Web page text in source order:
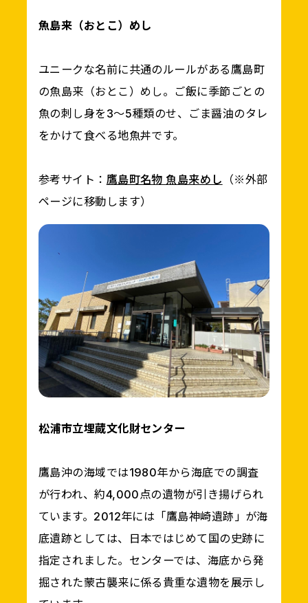
魚島来（おとこ）めし
ユニークな名前に共通のルールがある鷹島町
の魚島来（おとこ）めし。ご飯に季節ごとの
魚の刺し身を3～5種類のせ、ごま醤油のタレ
をかけて食べる地魚丼です。
参考サイト： 鷹島町名物 魚島来めし （※外部
ページに移動します）
松浦市立埋蔵文化財センター
鷹島沖の海域では1980年から海底での調査
が行われ、約4,000点の遺物が引き揚げられ
ています。2012年には「鷹島神崎遺跡」が海
底遺跡としては、日本ではじめて国の史跡に
指定されました。センターでは、海底から発
掘された蒙古襲来に係る貴重な遺物を展示し